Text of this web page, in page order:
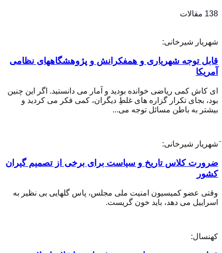
138 مقالات
شهریار شیرخانی:
قابل توجه شهریاری و همفکرانش و پژوهشگاههای نظامی
آمریکا
ای کاش کمی ریاضی خوانده بودید و آمار می دانستید. اگر این چنین
بود، بجای تکرار گزاره های غلطِ دیگران، کمی فکر می کردید و
بیشتر به باطن مسائل توجه می...
َشهریار شیرخانی:
ضرورت کلاس تاریخ و سیاست برای برخی از تصمیم گیران
کشور
وقتی عضو کمیسیون امنیت ملی مجلس، پاس گلهایی بی نظیر به
اسراییل می دهد، باید خون گریست.
کهنسال: